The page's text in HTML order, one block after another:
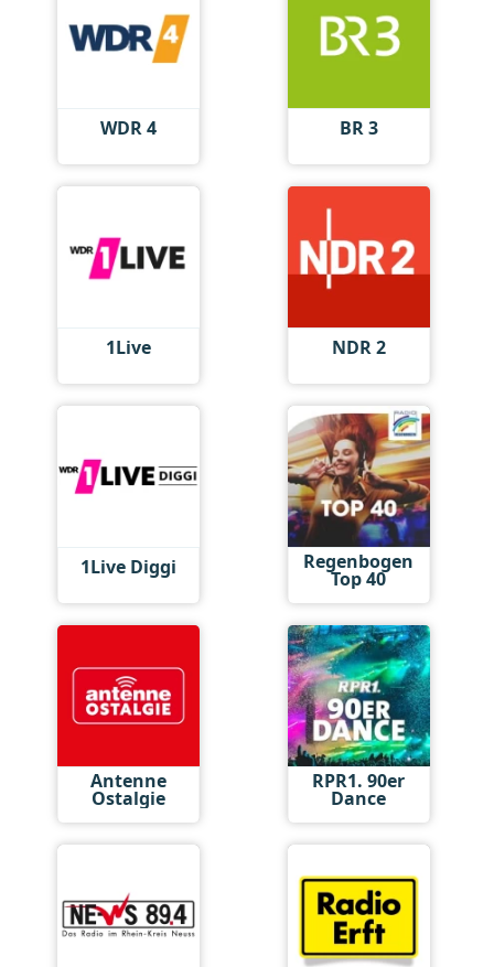
WDR 4 BR 3
1Live NDR 2
1Live Diggi Regenbogen
Top 40
Antenne
Ostalgie
RPR1. 90er
Dance